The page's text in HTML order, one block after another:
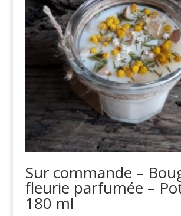
Sur commande –
fleurie parfumée –
180 ml